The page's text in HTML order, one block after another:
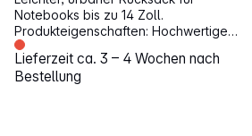
Notebooks bis zu 14 Zoll.
Produkteigenschaften: Hochwertiges
Material mit feinem Fischgrätenmuster
und Kunstledereinsätzen Extra
gepolsterte Seiten bieten
Lieferzeit ca. 3 – 4 Wochen nach
Bestellung